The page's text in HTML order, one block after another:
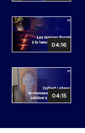
04:16
04:15